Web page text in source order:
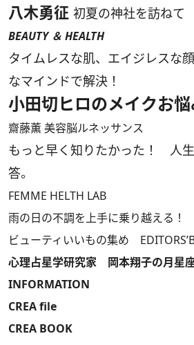
八木勇征 初夏の神社を訪ねて
BEAUTY ＆ HEALTH
タイムレスな肌、エイジレスな
なマインドで解決！
小田切ヒロのメイクお
齋藤薫 美容脳ルネッサンス
もっと早く知りたかった！ 人
答。
FEMME HELTH LAB
雨の日の不調を上手に乗り越える！
ビューティいいもの集め
心理占星学研究家 岡本翔子の月星
INFORMATION
CREA file
CREA BOOK